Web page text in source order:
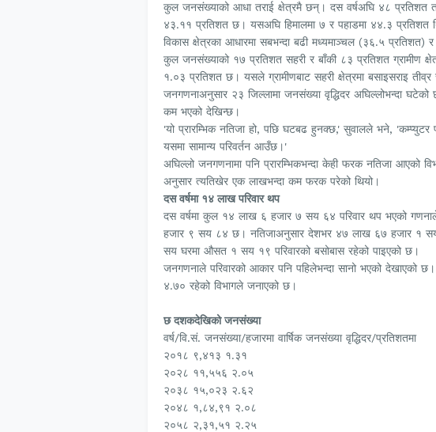
कुल जनसंख्याको आधा तराई क्षेत्रमै छन्। दस वर्षअघि ४८ प्रतिशत
४३.११ प्रतिशत छ। यसअघि हिमालमा ७ र पहाडमा ४४.३ प्रतिशत
विकास क्षेत्रका आधारमा सबभन्दा बढी मध्यमाञ्चल (३६.५
कुल जनसंख्याको १७ प्रतिशत सहरी र बाँकी ८३ प्रतिशत ग्रामीण
१.०३ प्रतिशत छ। यसले ग्रामीणबाट सहरी क्षेत्रमा बसाइसराइ
जनगणनाअनुसार २३ जिल्लामा जनसंख्या वृद्धिदर अघिल्लोभन्दा घटेको
कम भएको देखिन्छ।
'यो प्रारम्भिक नतिजा हो, पछि घटबढ हुनक्छ,' सुवालले भने, 'कम्प्युटर
यसमा सामान्य परिवर्तन आउँछ।'
अघिल्लो जनगणनामा पनि प्रारम्भिकभन्दा केही फरक नतिजा आएको
अनुसार त्यतिखेर एक लाखभन्दा कम फरक परेको थियो।
दस वर्षमा १४ लाख परिवार थप
दस वर्षमा कुल १४ लाख ६ हजार ७ सय ६४ परिवार थप भएको
हजार ९ सय ८४ छ। नतिजाअनुसार देशभर ४७ लाख ६७ हजार १
सय घरमा औसत १ सय १९ परिवारको बसोबास रहेको पाइएको छ।
जनगणनाले परिवारको आकार पनि पहिलेभन्दा सानो भएको देखाएको
४.७० रहेको विभागले जनाएको छ।
छ दशकदेखिको जनसंख्या
वर्ष/वि.सं. जनसंख्या/हजारमा वार्षिक जनसंख्या वृद्धिदर/प्रतिशतमा
२०१८ ९,४१३ १.३१
२०२८ ११,५५६ २.०५
२०३८ १५,०२३ २.६२
२०४८ १,८४,९१ २.०८
२०५८ २,३१,५१ २.२५